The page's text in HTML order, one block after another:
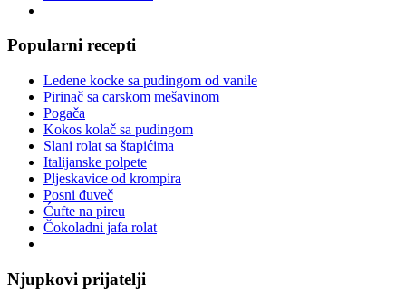
Popularni recepti
Ledene kocke sa pudingom od vanile
Pirinač sa carskom mešavinom
Pogača
Kokos kolač sa pudingom
Slani rolat sa štapićima
Italijanske polpete
Pljeskavice od krompira
Posni đuveč
Ćufte na pireu
Čokoladni jafa rolat
Njupkovi prijatelji